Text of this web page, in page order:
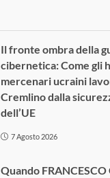
Il fronte ombra della
cibernetica: Come gli
mercenari ucraini
Cremlino dalla
dell’UE
7 Agosto 2026
Quando